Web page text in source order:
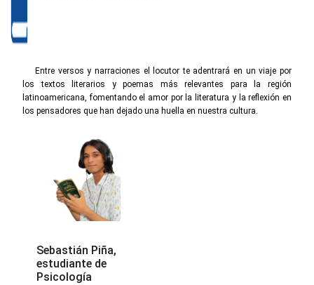
Entre versos y narraciones el locutor te adentrará en un viaje por
los textos literarios y poemas más relevantes para la región
latinoamericana, fomentando el amor por la literatura y la reflexión en
los pensadores que han dejado una huella en nuestra cultura.
Sebastián Piña,
estudiante de
Psicología